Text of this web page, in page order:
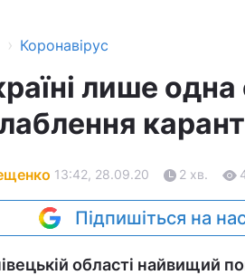
› Коронавірус
лише
13:42, 28.09.20 2 хв.
Підпишіться на
області найвищий